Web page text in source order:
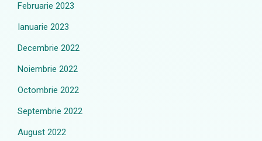
Februarie 2023
Ianuarie 2023
Decembrie 2022
Noiembrie 2022
Octombrie 2022
Septembrie 2022
August 2022